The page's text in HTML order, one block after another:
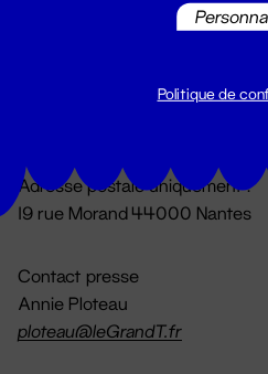
Du lundi au vendredi 14h → 18h
Adresse postale uniquement :
19 rue Morand 44000 Nantes
Contact presse
Annie Ploteau
ploteau@leGrandT.fr
Politique de